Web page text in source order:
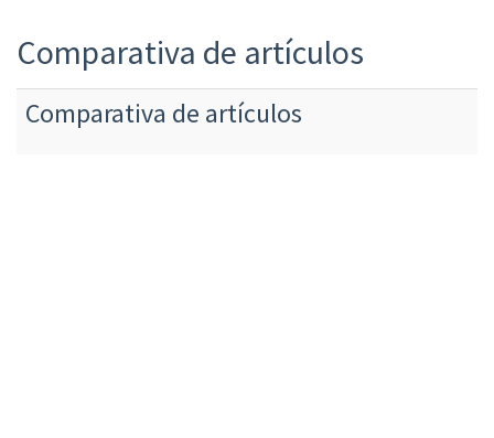
Comparativa de artículos
Comparativa de artículos